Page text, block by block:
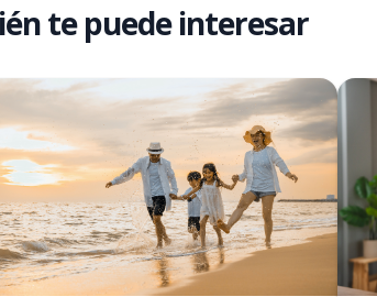
te puede interesar